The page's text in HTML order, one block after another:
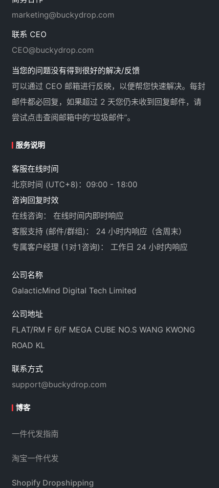
marketing@buckydrop.com
联系 CEO
CEO@buckydrop.com
当您的问题没有得到很好的解决/反馈
可以通过 CEO 邮箱进行反映，以便帮您快速解决。每封
邮件都必回复，如果超过 2 天您仍未收到回复邮件，请
尝试点击查阅邮箱中的“垃圾邮件”。
服务说明
客服在线时间
北京时间 (UTC+8)：09:00 - 18:00
咨询回复时效
在线咨询： 在线时间内即时响应
客服支持 (邮件/群组)： 24 小时内响应（含周末）
专属客户经理 (1对1咨询)： 工作日 24 小时内响应
公司名称
GalacticMind Digital Tech Limited
公司地址
FLAT/RM F 6/F MEGA CUBE NO.S WANG KWONG
ROAD KL
联系方式
support@buckydrop.com
博客
一件代发指南
淘宝一件代发
Shopify Dropshipping